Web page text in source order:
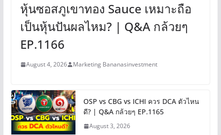
หุ้นซอสภูเขาทอง Sauce เหมาะถือ
เป็นหุ้นปันผลไหม? | Q&A กล้วยๆ
EP.1166
August 4, 2026 Marketing Bananasinvestment
OSP vs CBG vs ICHI ควร DCA ตัวไหน
ดี? | Q&A กล้วยๆ EP.1165
August 3, 2026